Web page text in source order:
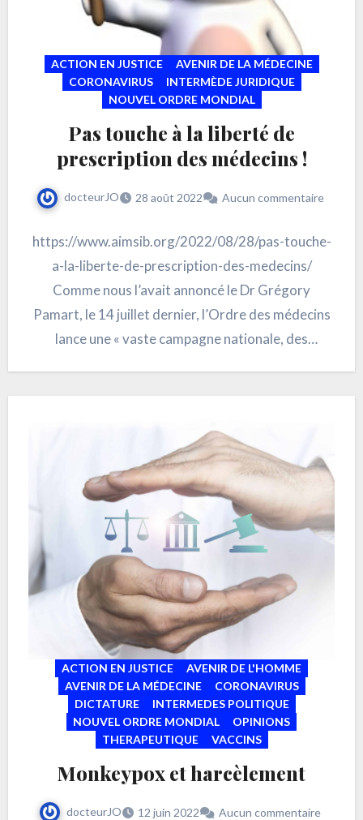
ACTION EN JUSTICE
AVENIR DE LA MÉDECINE
CORONAVIRUS
INTERMÈDE JURIDIQUE
NOUVEL ORDRE MONDIAL
Pas touche à la liberté de
prescription des médecins !
docteurJO 28 août 2022 Aucun commentaire
https://www.aimsib.org/2022/08/28/pas-touche-
a-la-liberte-de-prescription-des-medecins/
Comme nous l’avait annoncé le Dr Grégory
Pamart, le 14 juillet dernier, l’Ordre des médecins
lance une « vaste campagne nationale, des
ACTION EN JUSTICE
AVENIR DE L'HOMME
AVENIR DE LA MÉDECINE
CORONAVIRUS
DICTATURE
INTERMEDES POLITIQUE
NOUVEL ORDRE MONDIAL
OPINIONS
THERAPEUTIQUE
VACCINS
Monkeypox et harcèlement
docteurJO 12 juin 2022 Aucun commentaire